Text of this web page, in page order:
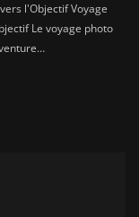
l'Objectif Voyage
Le voyage photo